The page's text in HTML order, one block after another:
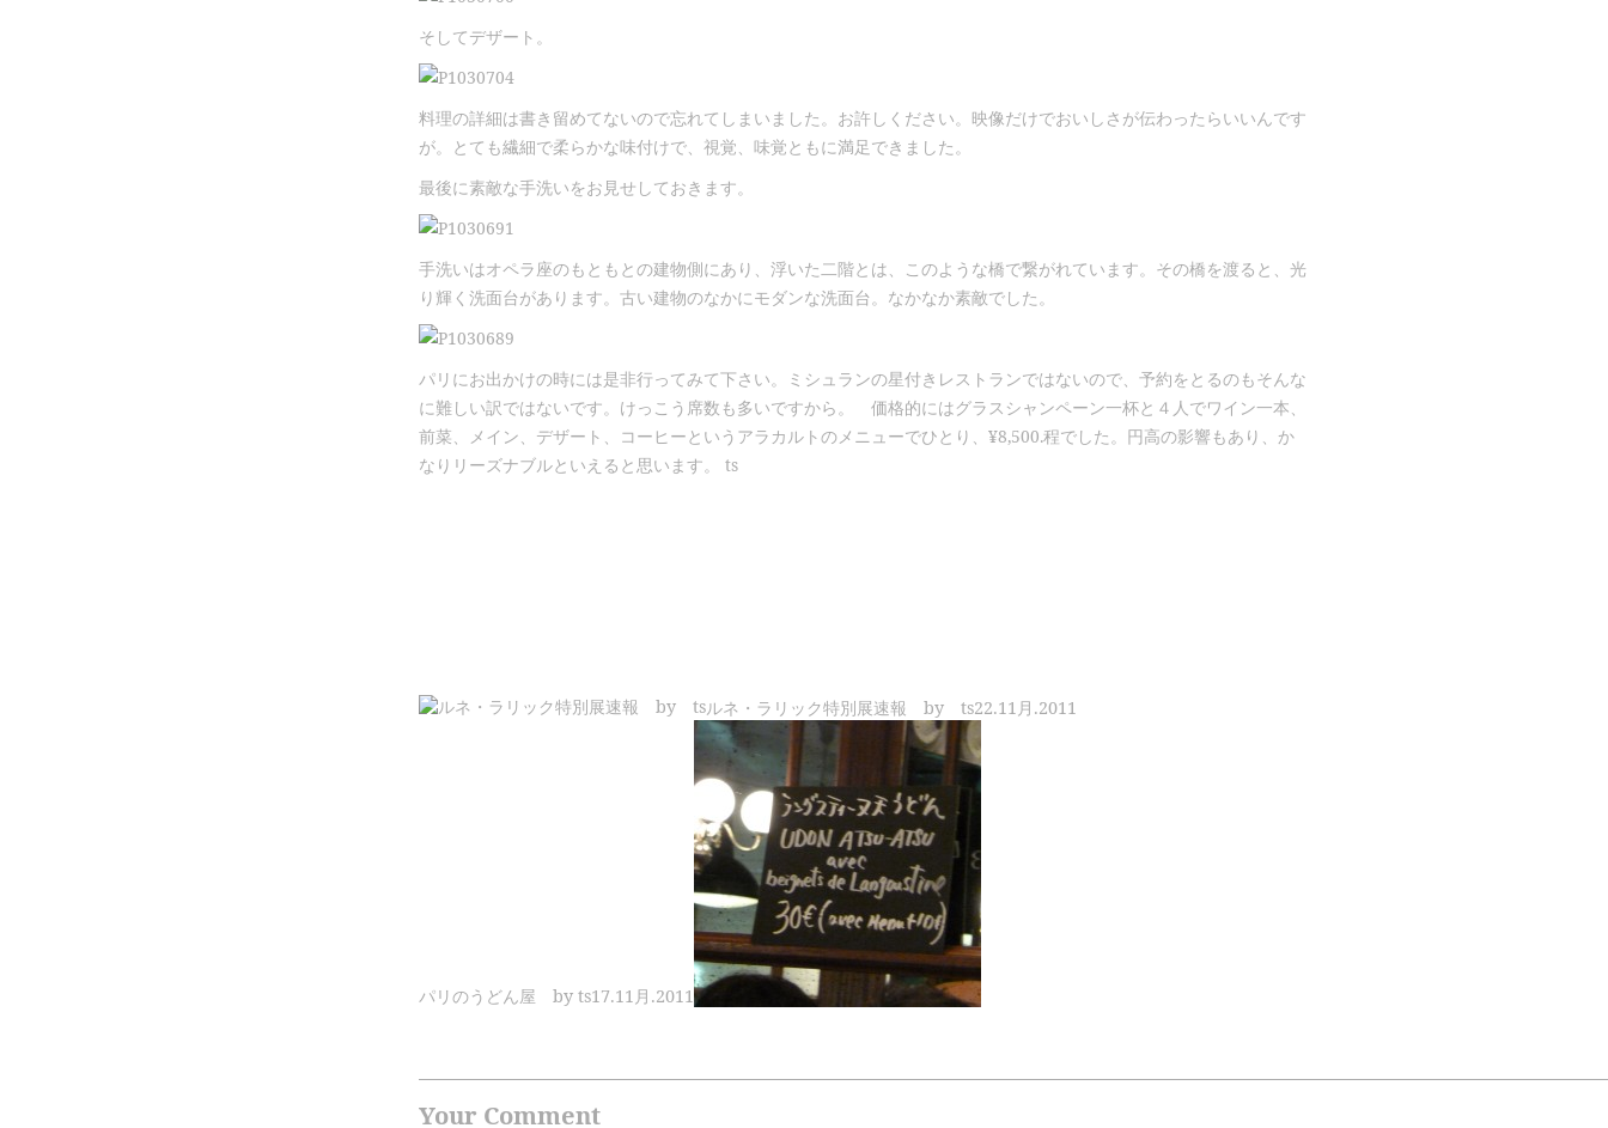
そしてデザート。
料理の詳細は書き留めてないので忘れてしまいました。お許しください。映像だけでおいしさが伝わったらいいんです
が。とても繊細で柔らかな味付けで、視覚、味覚ともに満足できました。
最後に素敵な手洗いをお見せしておきます。
手洗いはオペラ座のもともとの建物側にあり、浮いた二階とは、このような橋で繋がれています。その橋を渡ると、光
り輝く洗面台があります。古い建物のなかにモダンな洗面台。なかなか素敵でした。
パリにお出かけの時には是非行ってみて下さい。ミシュランの星付きレストランではないので、予約をとるのもそんな
に難しい訳ではないです。けっこう席数も多いですから。 価格的にはグラスシャンペーン一杯と４人でワイン一本、
前菜、メイン、デザート、コーヒーというアラカルトのメニューでひとり、¥8,500.程でした。円高の影響もあり、か
なりリーズナブルといえると思います。 ts
ルネ・ラリック特別展速報 by ts22.11月.2011
パリのうどん屋 by ts17.11月.2011
Your Comment